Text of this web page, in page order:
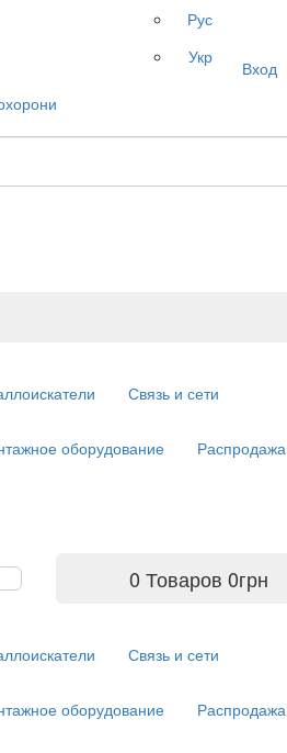
Рус
Укр
Вход
Связь и сети
оборудование Распродажа
0 Товаров 0грн
Связь и сети
оборудование Распродажа